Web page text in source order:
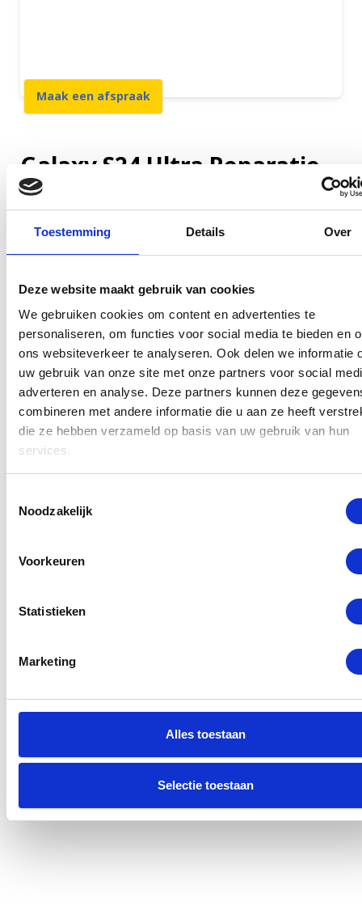
Toestemming Details Over
Deze website maakt gebruik van cookies
We gebruiken cookies om content en advertenties te
personaliseren, om functies voor social media te bieden en
ons websiteverkeer te analyseren. Ook delen we informatie
uw gebruik van onze site met onze partners voor social
adverteren en analyse. Deze partners kunnen deze
combineren met andere informatie die u aan ze heeft
die ze hebben verzameld op basis van uw gebruik van hun
services.
Noodzakelijk
Voorkeuren
Statistieken
Marketing
Alles toestaan
Selectie toestaan
Maak een afspraak
Galaxy S24 Ultra Reparatie
problemen? Geen probleem! Wij repareren uw
Samsung S24 Ultra met 100% originele onderdelen
terwijl u wacht binnen slechts 30 minuten! Wij zijn 7
dagen per week geopend en bieden een snelle
service met de zekerheid van uw gegevens.Kom
langsin onze winkel in Rotterdam of stuur
eenvoudig uw toestel op via onzegratis opstuur
service.
Lees meer